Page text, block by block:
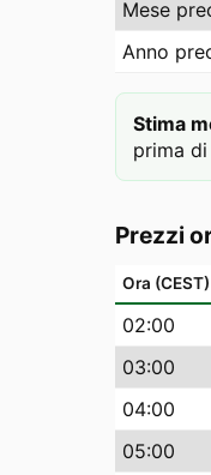
Mese
Anno
Stima
prima
Prezzi
Ora (CEST)
02:00
03:00
04:00
05:00